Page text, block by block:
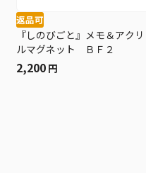
返品可
『しのびごと』メモ＆アクリ
ルマグネット ＢＦ２
2,200 円